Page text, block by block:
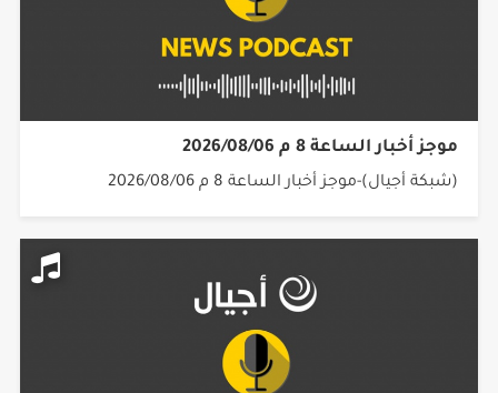
موجز أخبار الساعة 8 م 2026/08/06
(شبكة أجيال)-موجز أخبار الساعة 8 م 2026/08/06